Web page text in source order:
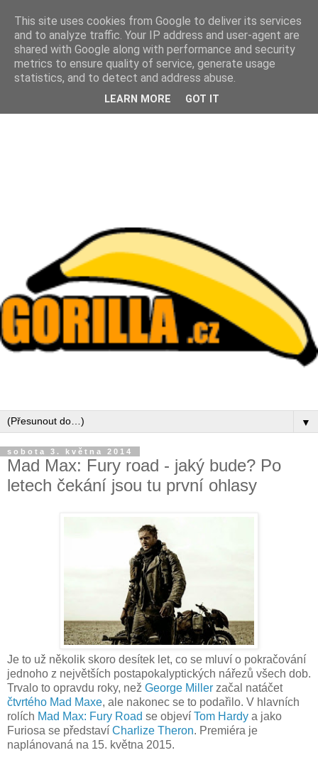
▼
sobota 3. května 2014
Mad Max: Fury road - jaký bude? Po
letech čekání jsou tu první ohlasy
Je to už několik skoro desítek let, co se mluví o pokračování
jednoho z největších postapokalyptických nářezů všech dob.
Trvalo to opravdu roky, než George Miller začal natáčet
čtvrtého Mad Maxe, ale nakonec se to podařilo. V hlavních
rolích Mad Max: Fury Road se objeví Tom Hardy a jako
Furiosa se představí Charlize Theron. Premiéra je
naplánovaná na 15. května 2015.
This site uses cookies from Google to deliver its services
and to analyze traffic. Your IP address and user-agent are
shared with Google along with performance and security
metrics to ensure quality of service, generate usage
statistics, and to detect and address abuse.
LEARN MORE GOT IT